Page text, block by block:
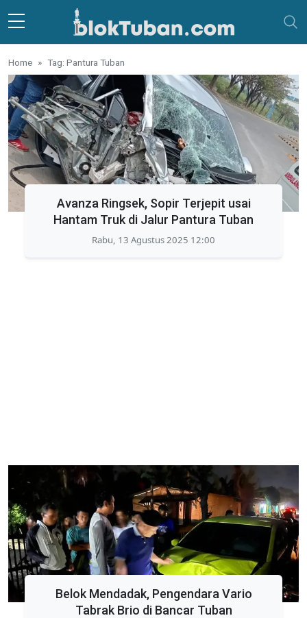
Skip to main content
Home Tag: Pantura Tuban
Avanza Ringsek, Sopir Terjepit usai
Hantam Truk di Jalur Pantura Tuban
Rabu, 13 Agustus 2025 12:00
Belok Mendadak, Pengendara Vario
Tabrak Brio di Bancar Tuban